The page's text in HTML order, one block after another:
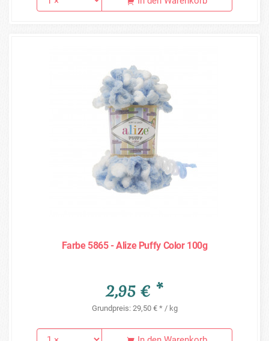
Farbe 5865 - Alize Puffy Color 100g
2,95 € *
Grundpreis: 29,50 € * / kg